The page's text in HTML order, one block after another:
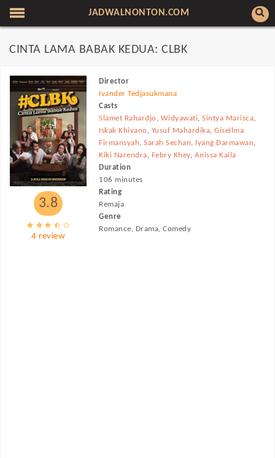
JADWALNONTON.COM
CINTA LAMA BABAK KEDUA: CLBK
3.8
4 review
Director
Ivander Tedjasukmana
Casts
Slamet Rahardjo, Widyawati,Sintya Marisca,
Iskak Khivano, Yusuf Mahardika,Gisellma
Firmansyah,Sarah Sechan, Iyang Darmawan,
Kiki Narendra, Febry Khey, Anissa Kaila
Duration
106 minutes
Rating
Remaja
Genre
Romance, Drama, Comedy